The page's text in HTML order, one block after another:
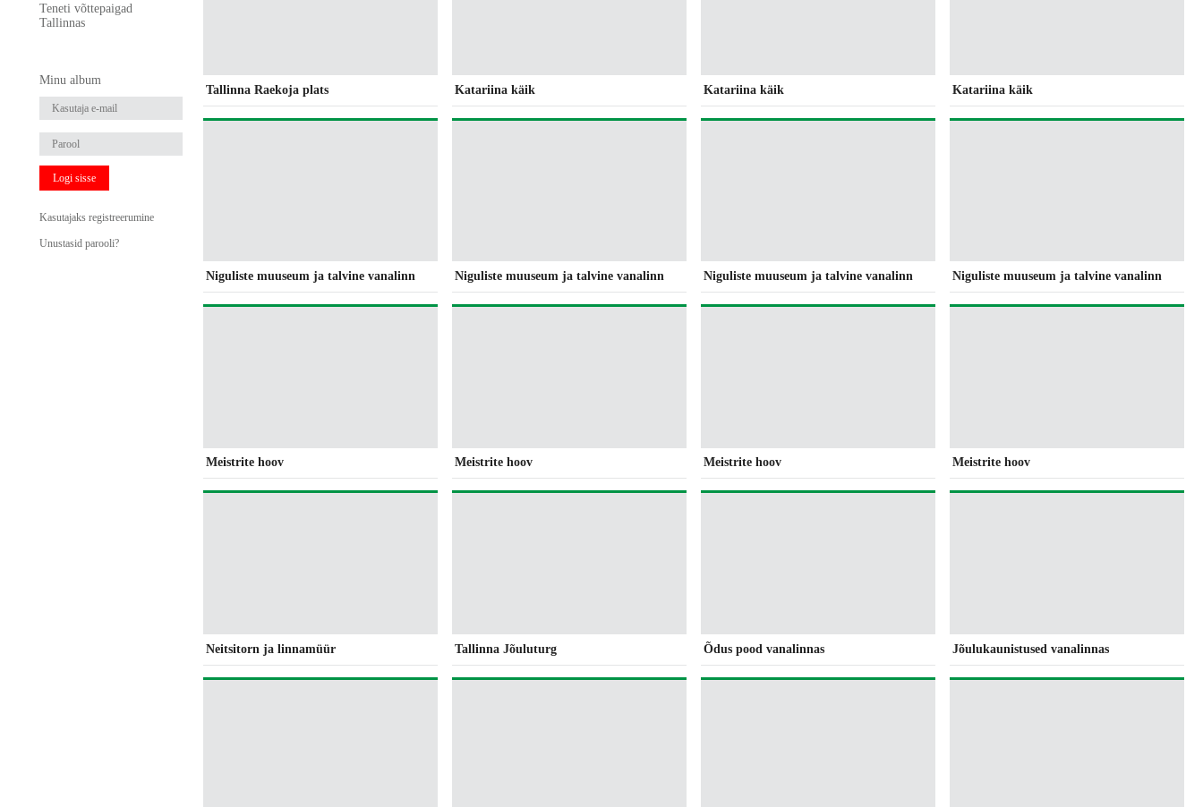
Teneti võttepaigad
Tallinnas
Minu album
Logi sisse
Kasutajaks registreerumine
Unustasid parooli?
Tallinna Raekoja plats Katariina käik Katariina käik Katariina käik
Niguliste muuseum ja talvine vanalinn Niguliste muuseum ja talvine vanalinn Niguliste muuseum ja talvine vanalinn Niguliste muuseum ja talvine vanalinn
Meistrite hoov Meistrite hoov Meistrite hoov Meistrite hoov
Neitsitorn ja linnamüür Tallinna Jõuluturg Õdus pood vanalinnas Jõulukaunistused vanalinnas